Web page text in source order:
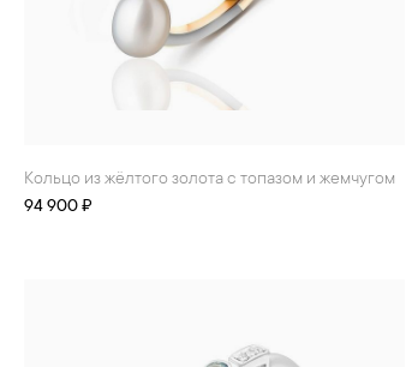
Кольцо из жёлтого золота с топазом и жемчугом
94 900 ₽